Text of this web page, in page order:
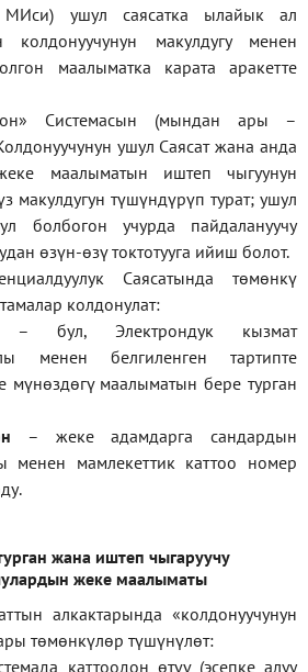
МИси) ушул саясатка ылайык ал
колдонуучунун макулдугу менен
маалыматка карата аракетте
Системасын (мындан ары –
ушул Саясат жана анда
маалыматын иштеп чыгуунун
макулдугун түшүндүрүп турат; ушул
болбогон учурда пайдалануучу
өзүн-өзү токтотууга ийиш болот.
Саясатында төмөнкү
колдонулат:
– бул, Электрондук кызмат
менен белгиленген тартипте
мүнөздөгү маалыматын бере турган
– жеке адамдарга сандардын
менен мамлекеттик каттоо номер
.
жана иштеп чыгаруучу
жеке маалыматы
алкактарында«колдонуучунун
төмөнкүлөр түшүнүлөт:
каттоодон өтүү (эсепке алуу